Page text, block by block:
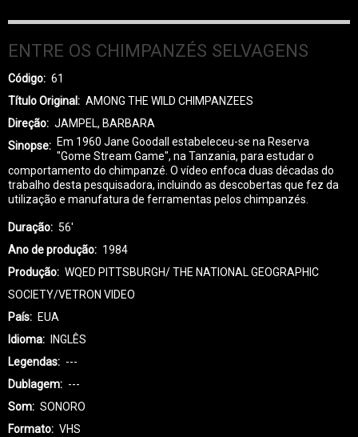
ENTRE OS CHIMPANZÉS SELVAGENS
Código
61
Título Original
AMONG THE WILD CHIMPANZEES
Direção
JAMPEL, BARBARA
Sinopse
Em 1960 Jane Goodall estabeleceu-se na Reserva
"Gome Stream Game", na Tanzania, para estudar o
comportamento do chimpanzé. O vídeo enfoca duas décadas do
trabalho desta pesquisadora, incluindo as descobertas que fez da
utilização e manufatura de ferramentas pelos chimpanzés.
Duração
56'
Ano de produção
1984
Produção
WQED PITTSBURGH/ THE NATIONAL GEOGRAPHIC
SOCIETY/VETRON VIDEO
País
EUA
Idioma
INGLÊS
Legendas
---
Dublagem
---
Som
SONORO
Formato
VHS